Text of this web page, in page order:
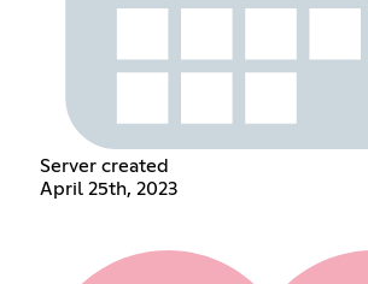
Server created
April 25th, 2023